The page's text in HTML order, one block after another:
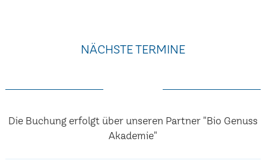
NÄCHSTE TERMINE
Die Buchung erfolgt über unseren Partner "Bio Genuss
Akademie"